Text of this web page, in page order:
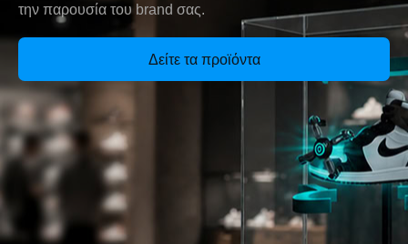
την παρουσία του brand σας.
Δείτε τα προϊόντα